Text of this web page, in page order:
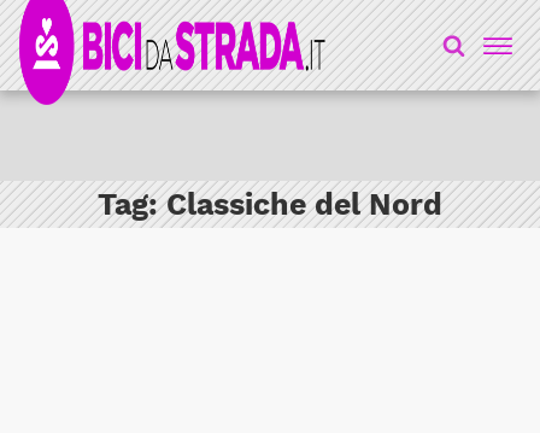
Tag:Classiche del Nord